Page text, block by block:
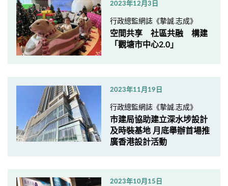
2023年12月3日
行政總監網誌《摯誠.志成》
空間共享 社區共融 構建
「觀塘市中心2.0」
2023年11月19日
行政總監網誌《摯誠.志成》
市建局協助建立深水埗設計
及時裝基地 月底舉辦首場推
廣香港設計活動
2023年10月15日